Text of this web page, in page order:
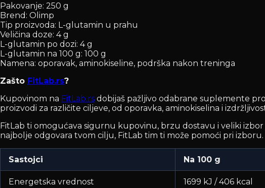
Pakovanje: 250 g
Brend: Olimp
Tip proizvoda: L-glutamin u prahu
Veličina doze: 4 g
L-glutamin po dozi: 4 g
L-glutamin na 100 g: 100 g
Namena: oporavak, aminokiseline, podrška nakon treninga
Zašto FitLab.rs?
Kupovinom na FitLab.rs dobijaš pažljivo odabrane suplemente
proizvodi za različite ciljeve, od oporavka, aminokiselina i
FitLab ti omogućava sigurnu kupovinu, brzu dostavu i veliki
najbolje odgovara tvom cilju, FitLab tim ti može pomoći pri izboru.
Sastojci Na 100 g
Energetska vrednost 1699 kJ / 406 kcal